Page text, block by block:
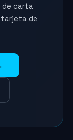
de carta
de